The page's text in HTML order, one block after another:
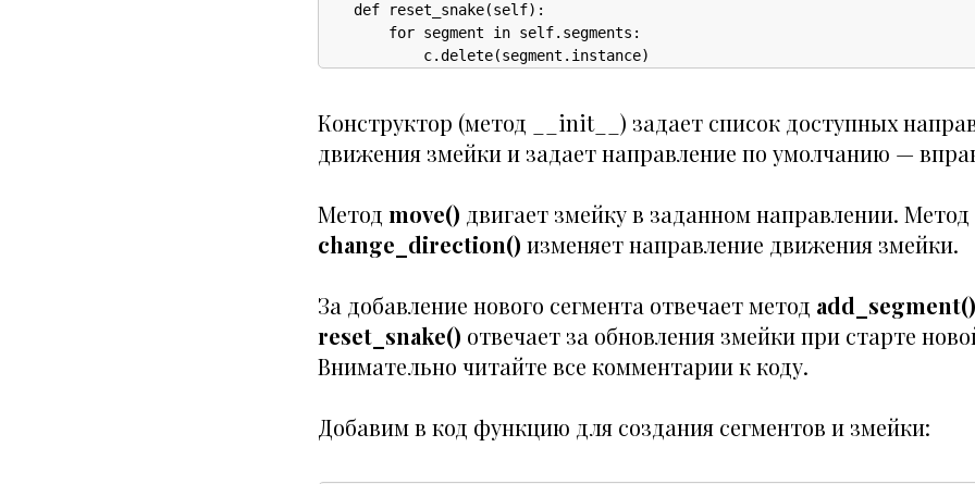
    def reset_snake(self):
        for segment in self.segments:
            c.delete(segment.instance)
Конструктор (метод __init__) задает список доступных
движения змейки и задает направление по умолчанию —
Метод move() двигает змейку в заданном направлении. Метод
change_direction() изменяет направление движения змейки.
За добавление нового сегмента отвечает метод add_segment()
reset_snake() отвечает за обновления змейки при старте
Внимательно читайте все комментарии к коду.
Добавим в код функцию для создания сегментов и змейки: